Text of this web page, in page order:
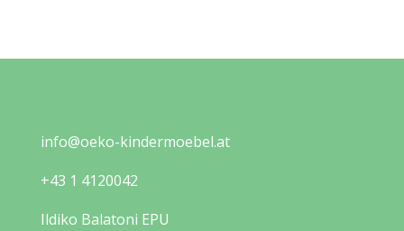
info@oeko-kindermoebel.at
+43 1 4120042
Ildiko Balatoni EPU